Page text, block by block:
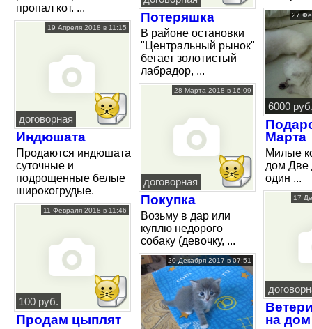
пропал кот. ...
19 Апреля 2018 в 11:15
договорная
Индюшата
Продаются индюшата
суточные и
подрощенные белые
широкогрудые.
11 Февраля 2018 в 11:46
100 руб.
Продам цыплят
Потеряшка
В районе остановки
"Центральный рынок"
бегает золотистый
лабрадор, ...
28 Марта 2018 в 16:09
договорная
Покупка
Возьму в дар или
куплю недорого
собаку (девочку, ...
20 Декабря 2017 в 07:51
27
6000
Марта
Милые
дом Две
один ...
17
на дом